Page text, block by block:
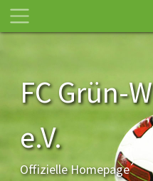
FC Grün-
e.V.
Offizielle Homepage